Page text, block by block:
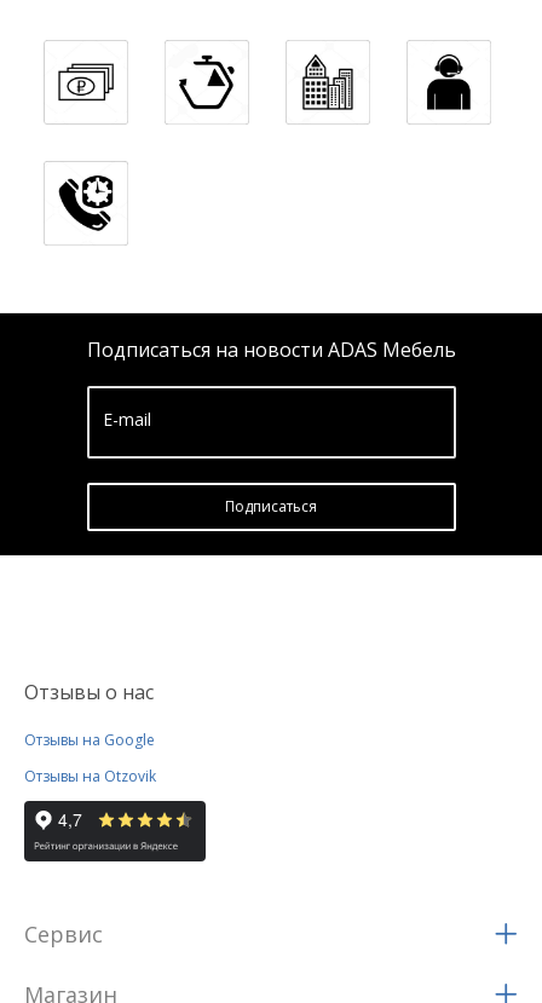
Подписаться на новости ADAS Мебель
E-mail
Подписатьcя
Отзывы о нас
Отзывы на Google
Отзывы на Otzovik
Сервис
Магазин